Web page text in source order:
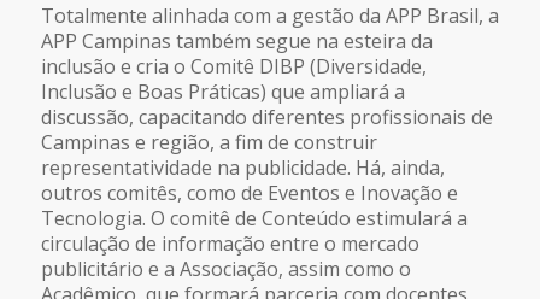
Totalmente alinhada com a gestão da APP Brasil, a
APP Campinas também segue na esteira da
inclusão e cria o Comitê DIBP (Diversidade,
Inclusão e Boas Práticas) que ampliará a
discussão, capacitando diferentes profissionais de
Campinas e região, a fim de construir
representatividade na publicidade. Há, ainda,
outros comitês, como de Eventos e Inovação e
Tecnologia. O comitê de Conteúdo estimulará a
circulação de informação entre o mercado
publicitário e a Associação, assim como o
Acadêmico, que formará parceria com docentes